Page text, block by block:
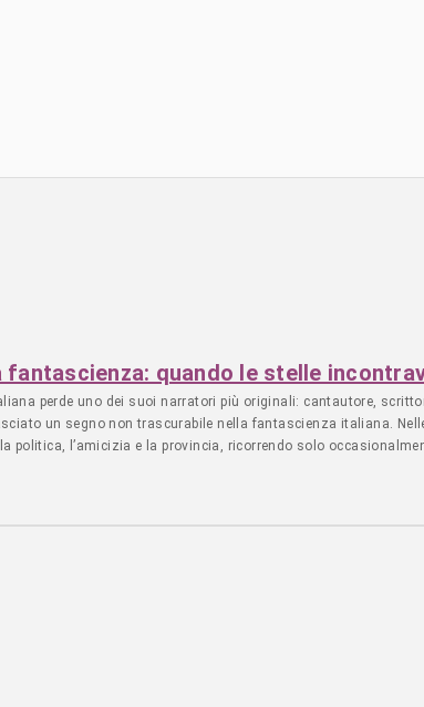
fantascienza: quando le stelle
perde uno dei suoi narratori più originali: cantautore,
un segno non trascurabile nella fantascienza italiana.
politica, l’amicizia e la provincia, ricorrendo solo
la sua opera. Era però un appassionato lettore del genere e
una canzone in cui... - Leggi l'articolo MUSICA - Dall'Italia - 7